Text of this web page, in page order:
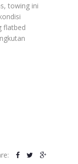
towing ini
flatbed